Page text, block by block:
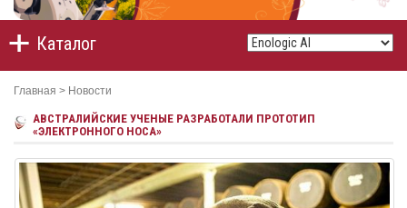
Каталог
Главная > Новости
АВСТРАЛИЙСКИЕ УЧЕНЫЕ РАЗРАБОТАЛИ ПРОТОТИП
«ЭЛЕКТРОННОГО НОСА»